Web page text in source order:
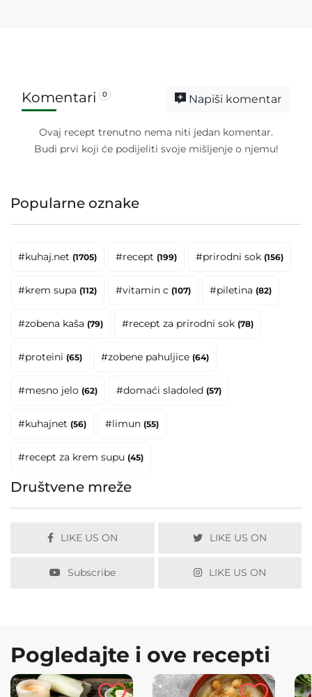
Komentari 0 Napiši komentar
Ovaj recept trenutno nema niti jedan komentar.
Budi prvi koji će podijeliti svoje mišljenje o njemu!
Popularne oznake
#kuhaj.net (1705) #recept (199) #prirodni sok (156)
#krem supa (112) #vitamin c (107) #piletina (82)
#zobena kaša (79) #recept za prirodni sok (78)
#proteini (65) #zobene pahuljice (64)
#mesno jelo (62) #domaći sladoled (57)
#kuhajnet (56) #limun (55)
#recept za krem supu (45)
Društvene mreže
LIKE US ON LIKE US ON
Subscribe LIKE US ON
Pogledajte i ove recepti